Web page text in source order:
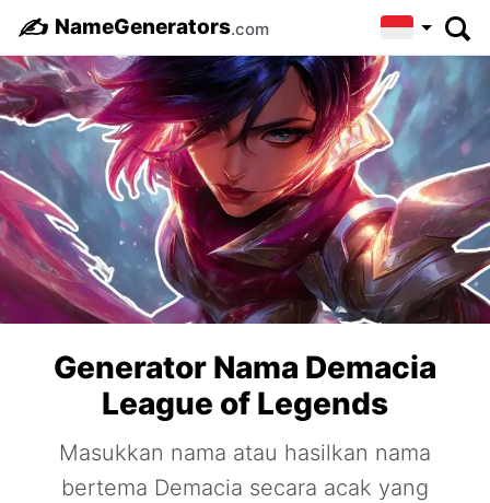
✍️ NameGenerators.com
Generator Nama Demacia
League of Legends
Masukkan nama atau hasilkan nama
bertema Demacia secara acak yang